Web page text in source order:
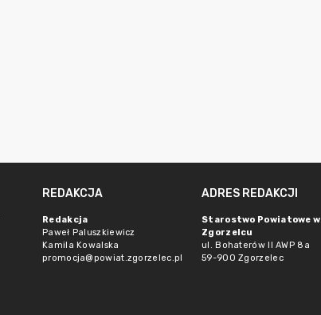
REDAKCJA
Redakcja
Paweł Paluszkiewicz
Kamila Kowalska
promocja@powiat.zgorzelec.pl
ADRES REDAKCJI
Starostwo Powiatowe w
Zgorzelcu
ul. Bohaterów II AWP 8a
59-900 Zgorzelec